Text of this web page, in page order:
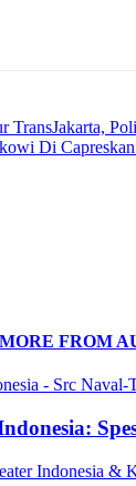
TransJakarta,
Di
MORE FROM